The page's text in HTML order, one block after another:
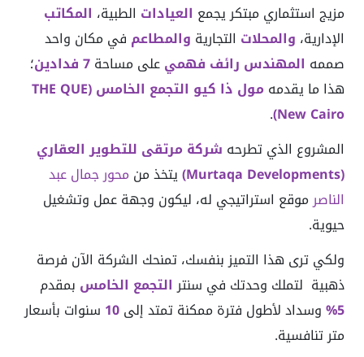
مزيج استثماري مبتكر يجمع العيادات الطبية، المكاتب
الإدارية، والمحلات التجارية والمطاعم في مكان واحد
صممه المهندس رائف فهميعلى مساحة7 فدادين
؛
هذا ما يقدمه
مول ذا كيو التجمع الخامس (THE QUE
New Cairo)
.
المشروع الذي تطرحه شركة مرتقى للتطوير العقاري
(Murtaqa Developments)
يتخذ من محور جمال عبد
الناصرموقع استراتيجي له، ليكون وجهة عمل وتشغيل
حيوية.
ولكي ترى هذا التميز بنفسك، تمنحك الشركة الآن فرصة
ذهبية لتملك وحدتك في سنترالتجمع الخامس بمقدم
5%
وسداد لأطول فترة ممكنة تمتد إلى10 سنوات بأسعار
متر تنافسية.